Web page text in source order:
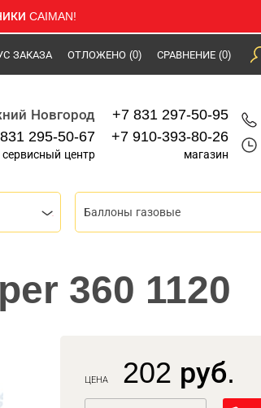
CAIMAN!
ЗАКАЗА ОТЛОЖЕНО (0) СРАВНЕНИЕ (0)
Новгород
295-50-67
сервисный центр
+7 831 297-50-95
+7 910-393-80-26
магазин
Баллоны газовые
360 1120
ЦЕНА 202 руб.